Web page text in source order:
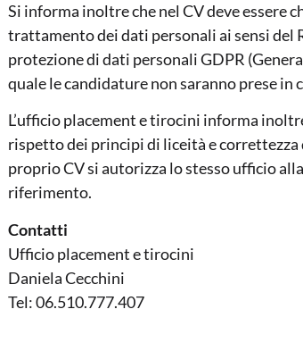
Si informa inoltre che nel CV deve essere
trattamento dei dati personali ai sensi del
protezione di dati personali GDPR
quale le candidature non saranno prese in
L’ufficio placement e tirocini informa
rispetto dei principi di liceità e
proprio CV si autorizza lo stesso ufficio
riferimento.
Contatti
Ufficio placement e tirocini
Daniela Cecchini
Tel: 06.510.777.407